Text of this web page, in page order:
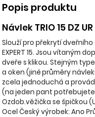
Popis produktu
Návlek TRIO 15 DZ
Slouží pro překrytí dveřního
EXPERT 15. Jsou vítaným
dveře s klikou. Stejným
a oken (jiné průměry
zcela jednoduchá a
(na jeden pant
Ozdob.věžička se špičkou
Ocel Český výrobek: Ano